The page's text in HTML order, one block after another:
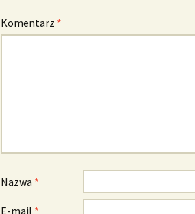
Komentarz *
Nazwa *
E-mail *